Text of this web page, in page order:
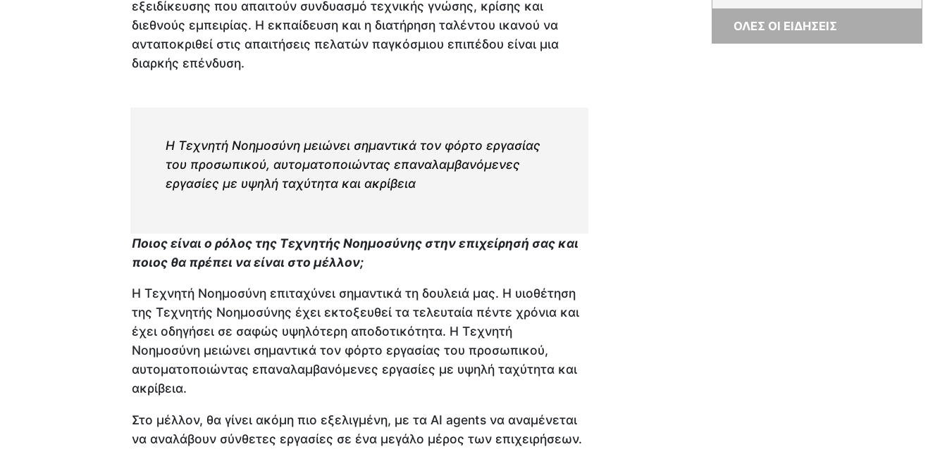
εξειδίκευσης που απαιτούν συνδυασμό τεχνικής γνώσης, κρίσης και
διεθνούς εμπειρίας. Η εκπαίδευση και η διατήρηση ταλέντου ικανού να
ανταποκριθεί στις απαιτήσεις πελατών παγκόσμιου επιπέδου είναι μια
διαρκής επένδυση.
Η Τεχνητή Νοημοσύνη μειώνει σημαντικά τον φόρτο εργασίας
του προσωπικού, αυτοματοποιώντας επαναλαμβανόμενες
εργασίες με υψηλή ταχύτητα και ακρίβεια
Ποιος είναι ο ρόλος της Τεχνητής Νοημοσύνης στην επιχείρησή σας και
ποιος θα πρέπει να είναι στο μέλλον;
Η Τεχνητή Νοημοσύνη επιταχύνει σημαντικά τη δουλειά μας. Η υιοθέτηση
της Τεχνητής Νοημοσύνης έχει εκτοξευθεί τα τελευταία πέντε χρόνια και
έχει οδηγήσει σε σαφώς υψηλότερη αποδοτικότητα. Η Τεχνητή
Νοημοσύνη μειώνει σημαντικά τον φόρτο εργασίας του προσωπικού,
αυτοματοποιώντας επαναλαμβανόμενες εργασίες με υψηλή ταχύτητα και
ακρίβεια.
Στο μέλλον, θα γίνει ακόμη πιο εξελιγμένη, με τα AI agents να αναμένεται
να αναλάβουν σύνθετες εργασίες σε ένα μεγάλο μέρος των επιχειρήσεων.
ΟΛΕΣ ΟΙ ΕΙΔΗΣΕΙΣ